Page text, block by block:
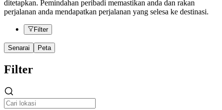
ditetapkan. Pemindahan peribadi memastikan anda dan rakan
perjalanan anda mendapatkan perjalanan yang selesa ke destinasi.
Filter
Senarai Peta
Filter